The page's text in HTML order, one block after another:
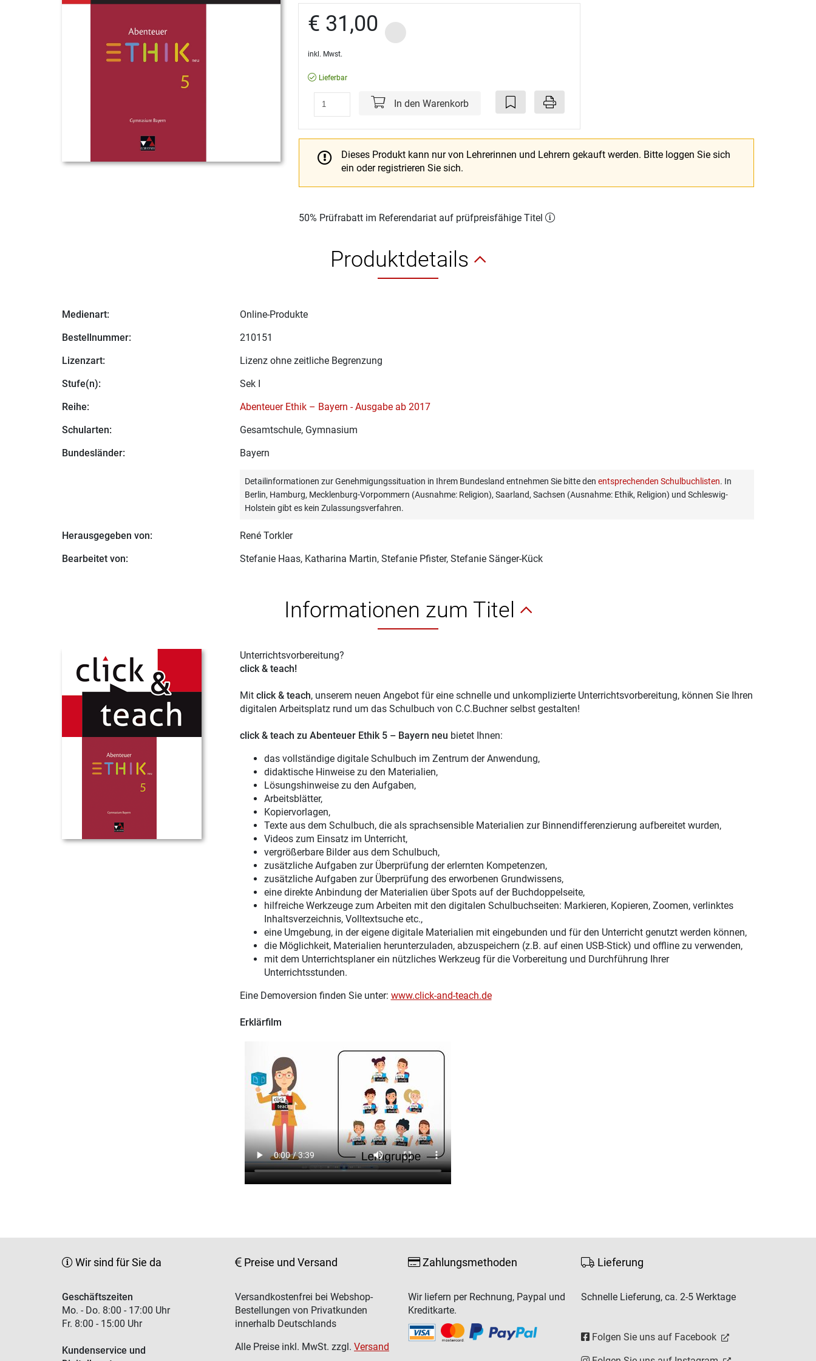
€ 31,00
inkl. Mwst.
Lieferbar
In den Warenkorb
Dieses Produkt kann nur von Lehrerinnen und Lehrern gekauft werden. Bitte loggen Sie sich
ein oder registrieren Sie sich.
50% Prüfrabatt im Referendariat auf prüfpreisfähige Titel
Produktdetails
Medienart:
Online-Produkte
Bestellnummer:
210151
Lizenzart:
Lizenz ohne zeitliche Begrenzung
Stufe(n):
Sek I
Reihe:
Abenteuer Ethik – Bayern - Ausgabe ab 2017
Schularten:
Gesamtschule, Gymnasium
Bundesländer:
Bayern
Detailinformationen zur Genehmigungssituation in Ihrem Bundesland entnehmen Sie bitte den entsprechenden Schulbuchlisten. In
Berlin, Hamburg, Mecklenburg-Vorpommern (Ausnahme: Religion), Saarland, Sachsen (Ausnahme: Ethik, Religion) und Schleswig-
Holstein gibt es kein Zulassungsverfahren.
Herausgegeben von:
René Torkler
Bearbeitet von:
Stefanie Haas, Katharina Martin, Stefanie Pfister, Stefanie Sänger-Kück
Informationen zum Titel
Unterrichtsvorbereitung?
click & teach!
Mit click & teach, unserem neuen Angebot für eine schnelle und unkomplizierte Unterrichtsvorbereitung, können Sie Ihren
digitalen Arbeitsplatz rund um das Schulbuch von C.C.Buchner selbst gestalten!
click & teach zu Abenteuer Ethik 5 – Bayern neu bietet Ihnen:
das vollständige digitale Schulbuch im Zentrum der Anwendung,
didaktische Hinweise zu den Materialien,
Lösungshinweise zu den Aufgaben,
Arbeitsblätter,
Kopiervorlagen,
Texte aus dem Schulbuch, die als sprachsensible Materialien zur Binnendifferenzierung aufbereitet wurden,
Videos zum Einsatz im Unterricht,
vergrößerbare Bilder aus dem Schulbuch,
zusätzliche Aufgaben zur Überprüfung der erlernten Kompetenzen,
zusätzliche Aufgaben zur Überprüfung des erworbenen Grundwissens,
eine direkte Anbindung der Materialien über Spots auf der Buchdoppelseite,
hilfreiche Werkzeuge zum Arbeiten mit den digitalen Schulbuchseiten: Markieren, Kopieren, Zoomen, verlinktes
Inhaltsverzeichnis, Volltextsuche etc.,
eine Umgebung, in der eigene digitale Materialien mit eingebunden und für den Unterricht genutzt werden können,
die Möglichkeit, Materialien herunterzuladen, abzuspeichern (z.B. auf einen USB-Stick) und offline zu verwenden,
mit dem Unterrichtsplaner ein nützliches Werkzeug für die Vorbereitung und Durchführung Ihrer
Unterrichtsstunden.
Eine Demoversion finden Sie unter: www.click-and-teach.de
Erklärfilm
Wir sind für Sie da
Geschäftszeiten
Mo. - Do. 8:00 - 17:00 Uhr
Fr. 8:00 - 15:00 Uhr
Kundenservice und
Preise und Versand
Versandkostenfrei bei Webshop-
Bestellungen von Privatkunden
innerhalb Deutschlands
Alle Preise inkl. MwSt. zzgl. Versand
Zahlungsmethoden
Wir liefern per Rechnung, Paypal und
Kreditkarte.
Lieferung
Schnelle Lieferung, ca. 2-5 Werktage
Folgen Sie uns auf Facebook